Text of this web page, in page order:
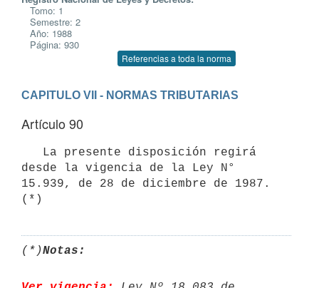
Tomo: 1
Semestre: 2
Año: 1988
Página: 930
Referencias a toda la norma
CAPITULO VII - NORMAS TRIBUTARIAS
Artículo 90
desde la vigencia de la Ley N°
15.939, de 28 de diciembre de 1987.
(*)Notas: